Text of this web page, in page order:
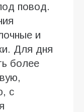
повод.
и
Для дня
более
с